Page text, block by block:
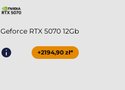
Geforce RTX 5070 12Gb
+2194,90 zł*